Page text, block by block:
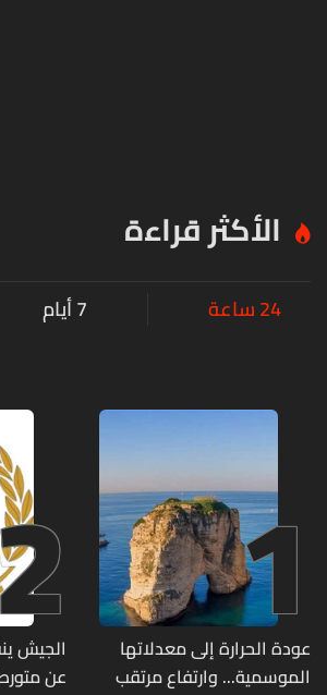
الأكثر قراءة
24 ساعة 7 أيام
1
عودة الحرارة إلى معدلاتها
الموسمية... وارتفاع مرتقب
الجيش
عن